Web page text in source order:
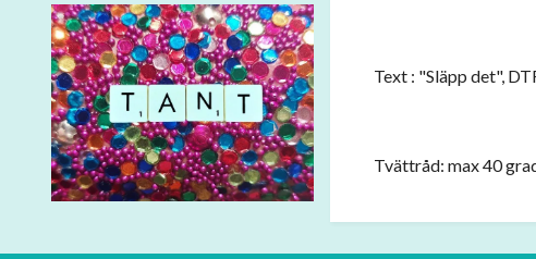
Text : "Släpp det",
Tvättråd: max 40